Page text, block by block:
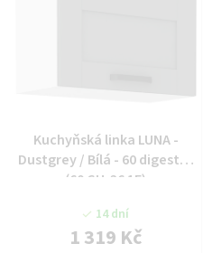
Kuchyňská linka LUNA -
Dustgrey / Bílá - 60 digestoř
(60 GU-36 1F)
14 dní
1 319 Kč